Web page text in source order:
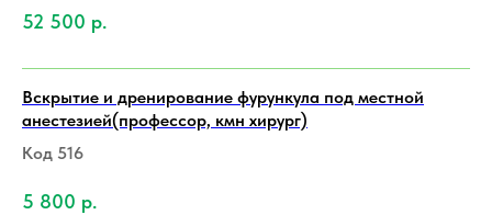
52 500 р.
Вскрытие и дренирование фурункула под местной
анестезией(профессор, кмн хирург)
Код 516
5 800 р.